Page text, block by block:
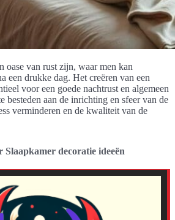
oase van rust zijn, waar men kan
een drukke dag. Het creëren van een
voor een goede nachtrust en algemeen
besteden aan de inrichting en sfeer van de
verminderen en de kwaliteit van de
Slaapkamer decoratie ideeën